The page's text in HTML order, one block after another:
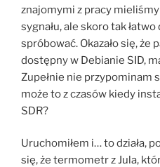
znajomymi z pracy
sygnału, ale skoro tak
spróbować. Okazało się, że
dostępny w Debianie SID,
Zupełnie nie przypominam
może to z czasów kiedy
SDR?
Uruchomiłem i… to działa,
się, że termometr z Jula,